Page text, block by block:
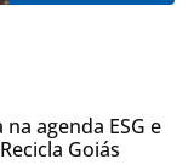
agenda ESG e
Goiás